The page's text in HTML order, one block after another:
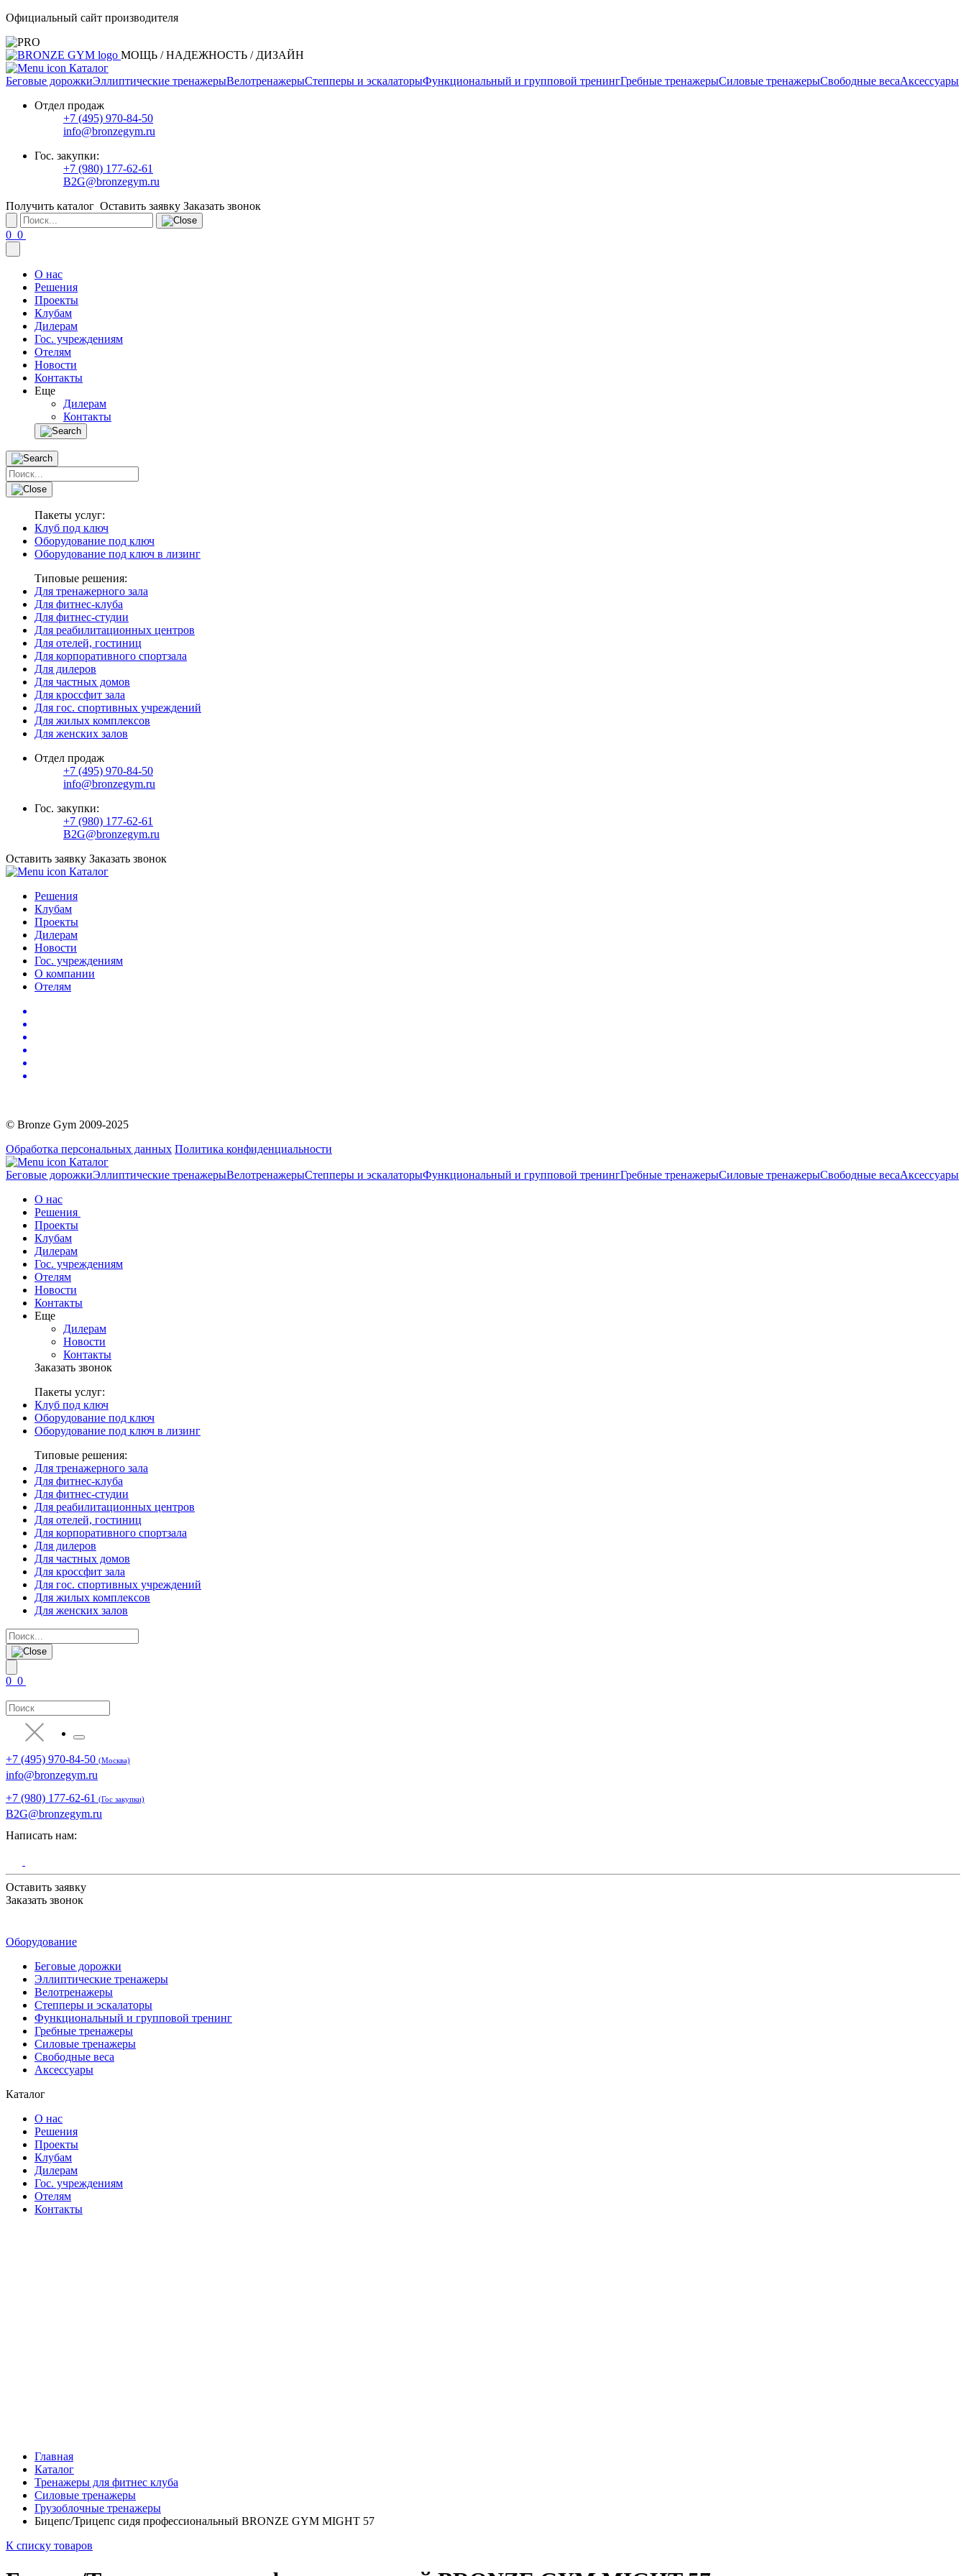
Официальный сайт производителя
МОЩЬ / НАДЕЖНОСТЬ / ДИЗАЙН
Каталог
Беговые дорожкиЭллиптические тренажерыВелотренажерыСтепперы и эскалаторыФункциональный и групповой тренингГребные тренажерыСиловые тренажерыСвободные весаАксессуары
Отдел продаж
+7 (495) 970-84-50
info@bronzegym.ru
Гос. закупки:
+7 (980) 177-62-61
B2G@bronzegym.ru
Получить каталог Оставить заявку Заказать звонок
0 0
О нас
Решения
Проекты
Клубам
Дилерам
Гос. учреждениям
Отелям
Новости
Контакты
Еще
Дилерам
Контакты
Пакеты услуг:
Клуб под ключ
Оборудование под ключ
Оборудование под ключ в лизинг
Типовые решения:
Для тренажерного зала
Для фитнес-клуба
Для фитнес-студии
Для реабилитационных центров
Для отелей, гостиниц
Для корпоративного спортзала
Для дилеров
Для частных домов
Для кроссфит зала
Для гос. спортивных учреждений
Для жилых комплексов
Для женских залов
Отдел продаж
+7 (495) 970-84-50
info@bronzegym.ru
Гос. закупки:
+7 (980) 177-62-61
B2G@bronzegym.ru
Оставить заявку Заказать звонок
Каталог
Решения
Клубам
Проекты
Дилерам
Новости
Гос. учреждениям
О компании
Отелям
© Bronze Gym 2009-2025
Обработка персональных данных Политика конфиденциальности
Каталог
Беговые дорожкиЭллиптические тренажерыВелотренажерыСтепперы и эскалаторыФункциональный и групповой тренингГребные тренажерыСиловые тренажерыСвободные весаАксессуары
О нас
Решения
Проекты
Клубам
Дилерам
Гос. учреждениям
Отелям
Новости
Контакты
Еще
Дилерам
Новости
Контакты
Заказать звонок
Пакеты услуг:
Клуб под ключ
Оборудование под ключ
Оборудование под ключ в лизинг
Типовые решения:
Для тренажерного зала
Для фитнес-клуба
Для фитнес-студии
Для реабилитационных центров
Для отелей, гостиниц
Для корпоративного спортзала
Для дилеров
Для частных домов
Для кроссфит зала
Для гос. спортивных учреждений
Для жилых комплексов
Для женских залов
0 0
+7 (495) 970-84-50 (Москва)
info@bronzegym.ru
+7 (980) 177-62-61 (Гос закупки)
B2G@bronzegym.ru
Написать нам:
Оставить заявку
Заказать звонок
Оборудование
Беговые дорожки
Эллиптические тренажеры
Велотренажеры
Степперы и эскалаторы
Функциональный и групповой тренинг
Гребные тренажеры
Силовые тренажеры
Свободные веса
Аксессуары
Каталог
О нас
Решения
Проекты
Клубам
Дилерам
Гос. учреждениям
Отелям
Контакты
Главная
Каталог
Тренажеры для фитнес клуба
Силовые тренажеры
Грузоблочные тренажеры
Бицепс/Трицепс сидя профессиональный BRONZE GYM MIGHT 57
К списку товаров